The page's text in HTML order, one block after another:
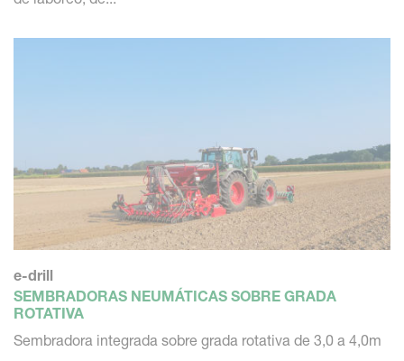
como con las sembradoras suspendidas Kverneland.
e-drill
SEMBRADORAS NEUMÁTICAS SOBRE GRADA
ROTATIVA
Sembradora integrada sobre grada rotativa de 3,0 a 4,0m